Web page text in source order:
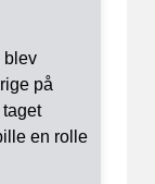
blev
på
en rolle